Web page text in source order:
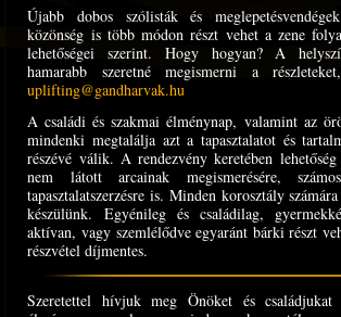
Újabb dobos szólisták és
közönség is több módon részt vehet a zene
lehetőségei szerint. Hogy hogyan? A
hamarabb szeretné megismerni a
uplifting@gandharvak.hu
A családi és szakmai élménynap, valamint az
mindenki megtalálja azt a tapasztalatot és
részévé válik. A rendezvény keretében
nem látott arcainak megismerésére,
tapasztalatszerzésre is. Minden korosztály
készülünk. Egyénileg és családilag,
aktívan, vagy szemlélődve egyaránt bárki részt
részvétel díjmentes.
Szeretettel hívjuk meg Önöket és